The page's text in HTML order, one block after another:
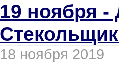
19 ноября -
18 ноября 2019